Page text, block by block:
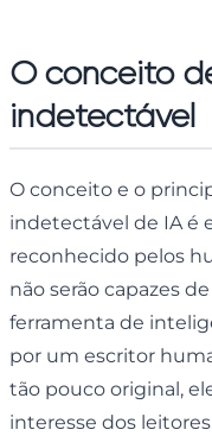
O conceito
indetectável
O conceito e o
indetectável de IA é
reconhecido pelos
não serão capazes
ferramenta de
por um escritor
tão pouco original,
interesse dos